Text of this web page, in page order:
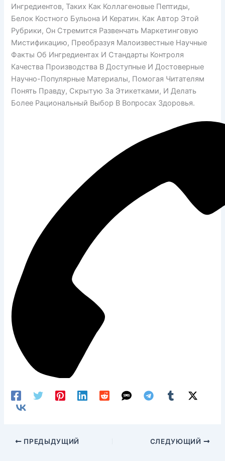
Ингредиентов, Таких Как Коллагеновые Пептиды,
Белок Костного Бульона И Кератин. Как Автор Этой
Рубрики, Он Стремится Развенчать Маркетинговую
Мистификацию, Преобразуя Малоизвестные Научные
Факты Об Ингредиентах И Стандарты Контроля
Качества Производства В Доступные И Достоверные
Научно-Популярные Материалы, Помогая Читателям
Понять Правду, Скрытую За Этикетками, И Делать
Более Рациональный Выбор В Вопросах Здоровья.
ПРЕДЫДУЩИЙ СЛЕДУЮЩИЙ